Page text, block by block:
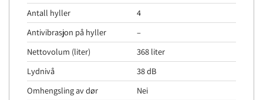
Antall hyller
4
Antivibrasjon på hyller
–
Nettovolum (liter)
368 liter
Lydnivå
38 dB
Omhengsling av dør
Nei